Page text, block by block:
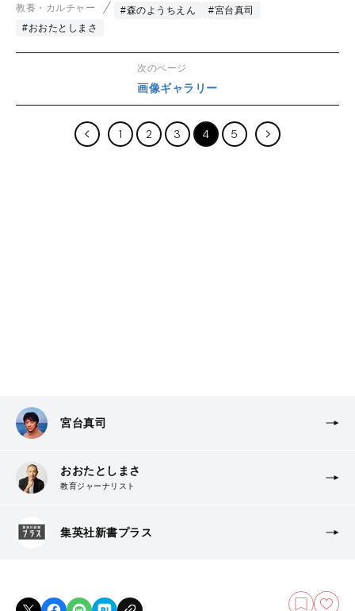
教養・カルチャー #森のようちえん
#宮台真司
#おおたとしまさ
次のページ
画像ギャラリー
1 2 3 4 5
宮台真司
おおたとしまさ
教育ジャーナリスト
集英社新書プラス